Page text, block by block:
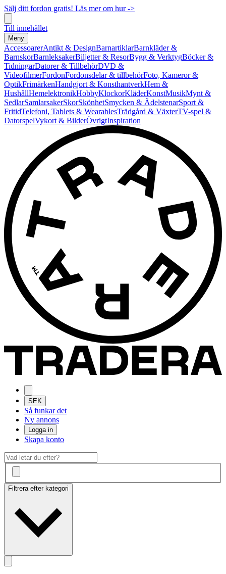
Sälj ditt fordon gratis! Läs mer om hur ->
Till innehållet
Meny
AccessoarerAntikt & DesignBarnartiklarBarnkläder &
BarnskorBarnleksakerBiljetter & ResorBygg & VerktygBöcker &
TidningarDatorer & TillbehörDVD &
VideofilmerFordonFordonsdelar & tillbehörFoto, Kameror &
OptikFrimärkenHandgjort & KonsthantverkHem &
HushållHemelektronikHobbyKlockorKläderKonstMusikMynt &
SedlarSamlarsakerSkorSkönhetSmycken & ÄdelstenarSport &
FritidTelefoni, Tablets & WearablesTrädgård & VäxterTV-spel &
DatorspelVykort & BilderÖvrigtInspiration
SEK
Så funkar det
Ny annons
Logga in
Skapa konto
Filtrera efter kategori